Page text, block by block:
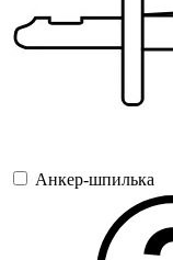
Анкер-шпилька